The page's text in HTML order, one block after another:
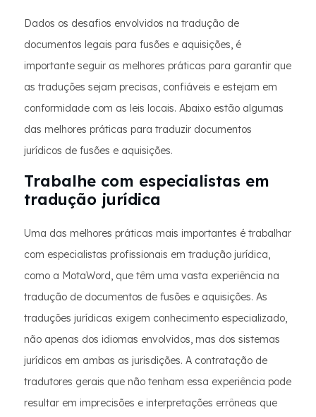
Dados os desafios envolvidos na tradução de
documentos legais para fusões e aquisições, é
importante seguir as melhores práticas para garantir que
as traduções sejam precisas, confiáveis e estejam em
conformidade com as leis locais. Abaixo estão algumas
das melhores práticas para traduzir documentos
jurídicos de fusões e aquisições.
Trabalhe com especialistas em
tradução jurídica
Uma das melhores práticas mais importantes é trabalhar
com especialistas profissionais em tradução jurídica,
como a MotaWord, que têm uma vasta experiência na
tradução de documentos de fusões e aquisições. As
traduções jurídicas exigem conhecimento especializado,
não apenas dos idiomas envolvidos, mas dos sistemas
jurídicos em ambas as jurisdições. A contratação de
tradutores gerais que não tenham essa experiência pode
resultar em imprecisões e interpretações errôneas que